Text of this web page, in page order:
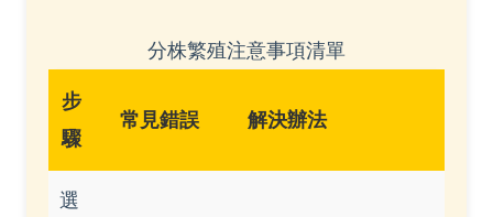
分株繁殖注意事項清單
步
驟
常見錯誤 解決辦法
選